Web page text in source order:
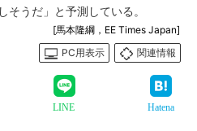
そうだ」と予測している。
[馬本隆綱，EE Times Japan]
PC用表示
関連情報
LINE Hatena